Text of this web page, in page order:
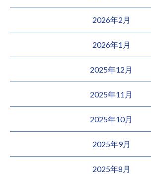
2026年2月
2026年1月
2025年12月
2025年11月
2025年10月
2025年9月
2025年8月